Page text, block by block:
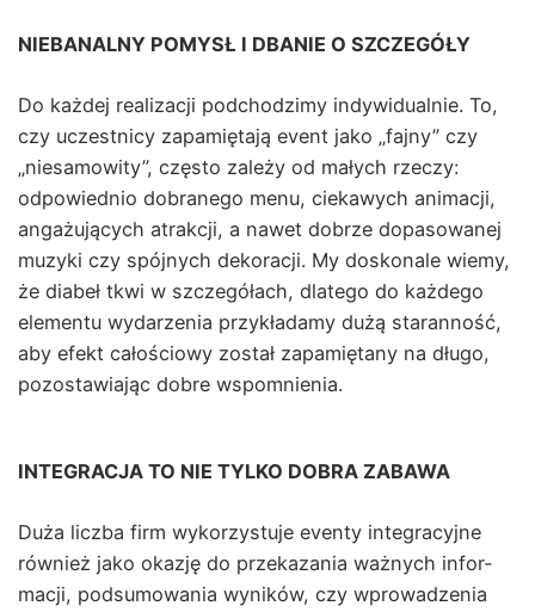
NIEBANALNY POMYSŁ I DBANIE O SZCZEGÓŁY
Do każdej real­iza­cji pod­chodz­imy indy­wid­u­al­nie. To,
czy uczest­ni­cy zapamię­ta­ją event jako „fajny” czy
„niesamow­ity”, częs­to zależy od małych rzeczy:
odpowied­nio dobranego menu, ciekawych ani­macji,
angażu­ją­cych atrakcji, a nawet dobrze dopa­sowanej
muzy­ki czy spójnych deko­racji. My doskonale wiemy,
że dia­beł tkwi w szczegółach, dlat­ego do każdego
ele­men­tu wydarzenia przykładamy dużą staran­ność,
aby efekt całoś­ciowy został zapamię­tany na dłu­go,
pozostaw­ia­jąc dobre wspom­nienia.
INTEGRACJA TO NIE TYLKO DOBRA ZABAWA
Duża licz­ba firm wyko­rzys­tu­je even­ty inte­gra­cyjne
również jako okazję do przekaza­nia ważnych infor­
ma­cji, pod­sumowa­nia wyników, czy wprowadzenia